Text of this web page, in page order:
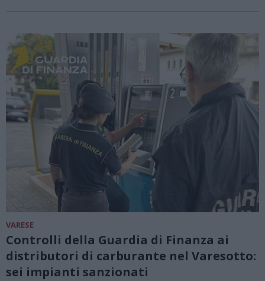
VARESE
Controlli della Guardia di Finanza ai
distributori di carburante nel Varesotto:
sei impianti sanzionati